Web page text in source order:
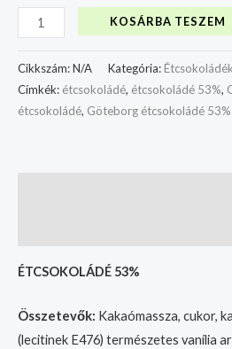
KOSÁRBA TESZEM
Cikkszám:N/A Kategória: Étcsokoládék
Címkék: étcsokoládé, étcsokoládé 53%,
étcsokoládé, Göteborg étcsokoládé 53%
ÉTCSOKOLÁDÉ 53%
Összetevők: Kakaómassza, cukor,
(lecitinek E476) természetes